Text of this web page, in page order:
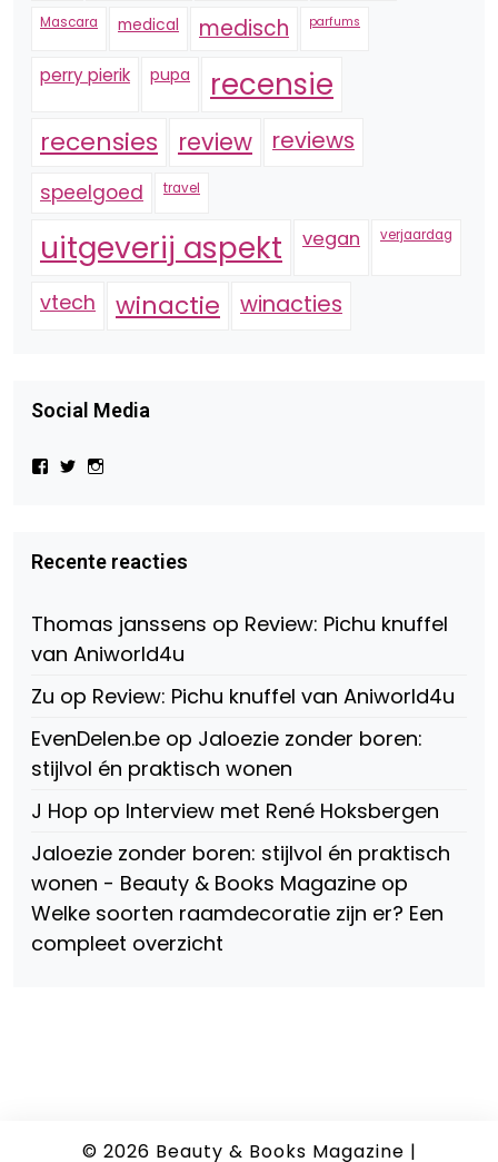
Mascara medical medisch parfums
perry pierik pupa recensie
recensies review reviews
speelgoed travel
uitgeverij aspekt vegan verjaardag
vtech winactie winacties
Social Media
Bekijk
Beauty-
147775071915783/?
Facebook
Bekijk
op
Twitter
op
Instagram
Recente reacties
Thomas janssens op Review: Pichu knuffel
van Aniworld4u
Zu op Review: Pichu knuffel van Aniworld4u
EvenDelen.be op Jaloezie zonder boren:
stijlvol én praktisch wonen
J Hop op Interview met René Hoksbergen
Jaloezie zonder boren: stijlvol én praktisch
wonen - Beauty & Books Magazine op
Welke soorten raamdecoratie zijn er? Een
compleet overzicht
© 2026 Beauty & Books Magazine |